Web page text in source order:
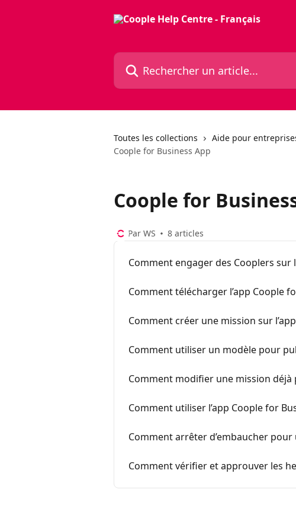
Rechercher un article...
Toutes les collections Aide pour
Coople for Business App
Coople for
Par WS 8 articles
Comment engager des Cooplers sur
Comment télécharger l’app Coople
Comment créer une mission sur
Comment utiliser un modèle pour
Comment modifier une mission déjà
Comment utiliser l’app Coople for
Comment arrêter d’embaucher pour
Comment vérifier et approuver les